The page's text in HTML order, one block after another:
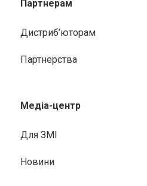
Партнерам
Дистриб’юторам
Партнерства
Медіа-центр
Для ЗМІ
Новини